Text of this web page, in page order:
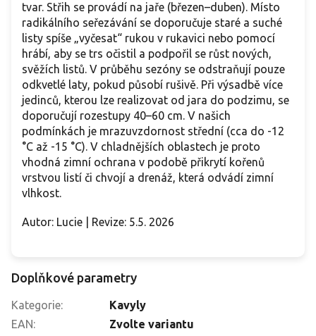
tvar. Střih se provádí na jaře (březen–duben). Místo
radikálního seřezávání se doporučuje staré a suché
listy spíše „vyčesat“ rukou v rukavici nebo pomocí
hrábí, aby se trs očistil a podpořil se růst nových,
svěžích listů. V průběhu sezóny se odstraňují pouze
odkvetlé laty, pokud působí rušivě. Při výsadbě více
jedinců, kterou lze realizovat od jara do podzimu, se
doporučují rozestupy 40–60 cm. V našich
podmínkách je mrazuvzdornost střední (cca do -12
°C až -15 °C). V chladnějších oblastech je proto
vhodná zimní ochrana v podobě přikrytí kořenů
vrstvou listí či chvojí a drenáž, která odvádí zimní
vlhkost.
Autor: Lucie | Revize: 5.5. 2026
Doplňkové parametry
Kategorie:
Kavyly
EAN:
Zvolte variantu